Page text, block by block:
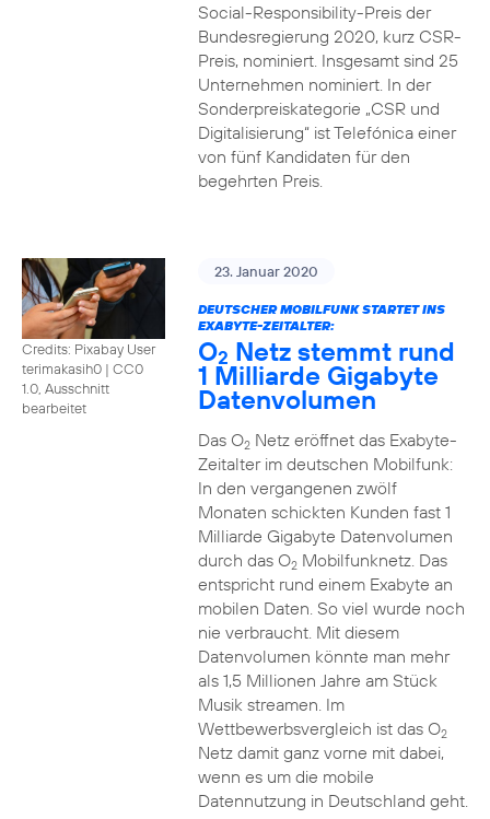
Social-Responsibility-Preis der
Bundesregierung 2020, kurz CSR-
Preis, nominiert. Insgesamt sind 25
Unternehmen nominiert. In der
Sonderpreiskategorie „CSR und
Digitalisierung“ ist Telefónica einer
von fünf Kandidaten für den
begehrten Preis.
Credits: Pixabay User
terimakasih0 | CC0
1.0, Ausschnitt
bearbeitet
23. Januar 2020
DEUTSCHER MOBILFUNK STARTET INS
EXABYTE-ZEITALTER:
O2 Netz stemmt rund
1 Milliarde Gigabyte
Datenvolumen
Das O2Netz eröffnet das Exabyte-
Zeitalter im deutschen Mobilfunk:
In den vergangenen zwölf
Monaten schickten Kunden fast 1
Milliarde Gigabyte Datenvolumen
durch das O2Mobilfunknetz. Das
entspricht rund einem Exabyte an
mobilen Daten. So viel wurde noch
nie verbraucht. Mit diesem
Datenvolumen könnte man mehr
als 1,5 Millionen Jahre am Stück
Musik streamen. Im
Wettbewerbsvergleich ist das O2
Netz damit ganz vorne mit dabei,
wenn es um die mobile
Datennutzung in Deutschland geht.